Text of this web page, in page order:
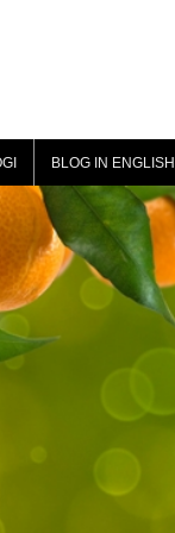
BLOG IN ENGLISH